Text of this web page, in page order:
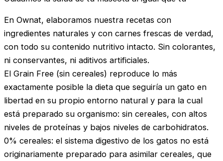
En Ownat, elaboramos nuestra recetas con
ingredientes naturales y con carnes frescas de verdad,
con todo su contenido nutritivo intacto. Sin colorantes,
ni conservantes, ni aditivos artificiales.
El Grain Free (sin cereales) reproduce lo más
exactamente posible la dieta que seguiría un gato en
libertad en su propio entorno natural y para la cual
está preparado su organismo: sin cereales, con altos
niveles de proteínas y bajos niveles de carbohidratos.
0% cereales: el sistema digestivo de los gatos no está
originariamente preparado para asimilar cereales, que